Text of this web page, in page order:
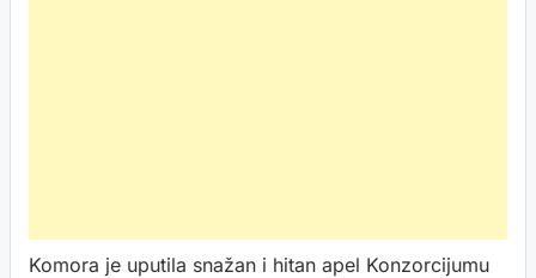
Komora je uputila snažan i hitan apel Konzorcijumu